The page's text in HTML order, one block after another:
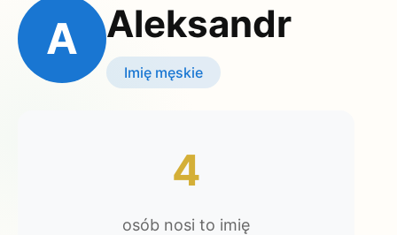
Kalendarz Imienin
Kobieta
Okazje
Katalog prezentów
A Aleksandr
Imię męskie
4
osób nosi to imię